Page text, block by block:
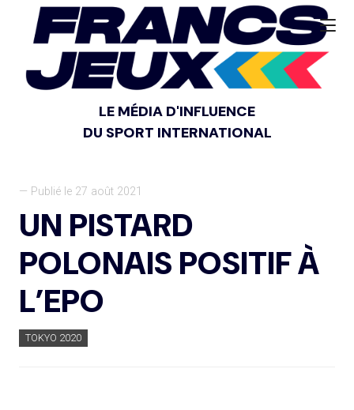
LE MÉDIA D'INFLUENCE
DU SPORT INTERNATIONAL
— Publié le 27 août 2021
UN PISTARD
POLONAIS POSITIF À
L’EPO
TOKYO 2020